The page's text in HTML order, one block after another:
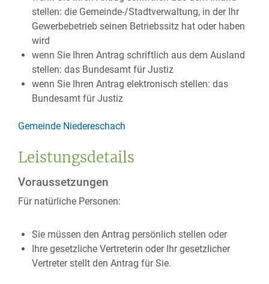
stellen: die Gemeinde-/Stadtverwaltung, in der Ihr
Gewerbebetrieb seinen Betriebssitz hat oder haben
wird
wenn Sie Ihren Antrag schriftlich aus dem Ausland
stellen: das Bundesamt für Justiz
wenn Sie Ihren Antrag elektronisch stellen: das
Bundesamt für Justiz
Gemeinde Niedereschach
Leistungsdetails
Voraussetzungen
Für natürliche Personen:
Sie müssen den Antrag persönlich stellen oder
Ihre gesetzliche Vertreterin oder Ihr gesetzlicher
Vertreter stellt den Antrag für Sie.